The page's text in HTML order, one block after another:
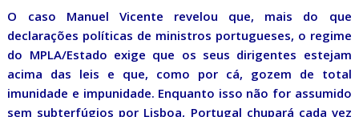
O caso Manuel Vicente revelou que, mais do que
declarações políticas de ministros portugueses, o regime
do MPLA/Estado exige que os seus dirigentes estejam
acima das leis e que, como por cá, gozem de total
imunidade e impunidade. Enquanto isso não for assumido
sem subterfúgios por Lisboa, Portugal chupará cada vez